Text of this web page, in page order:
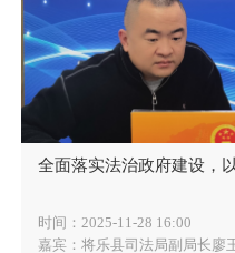
全面落实法治政府建设，
时间：2025-11-28 16:00
嘉宾：将乐县司法局副局长廖